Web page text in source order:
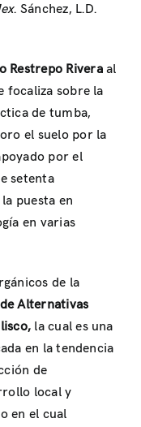
. Sánchez, L.D.
Restrepo Riveraal
focaliza sobre la
de tumba,
el suelo por la
por el
setenta
puesta en
en varias
de la
de Alternativas
la cual es una
en la tendencia
de
local y
en el cual